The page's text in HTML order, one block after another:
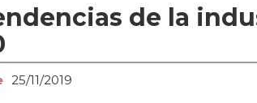
de la
25/11/2019